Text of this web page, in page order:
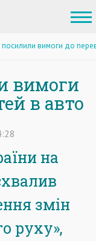
посилили вимоги до
вимоги
в авто
на
змін
руху»,